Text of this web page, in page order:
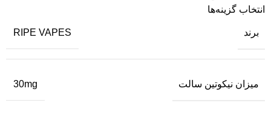
انتخاب گزینه‌ها
برند RIPE VAPES
میزان نیکوتین سالت 30mg